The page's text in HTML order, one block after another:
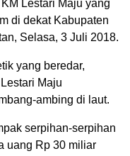
Lestari Maju yang
di dekat Kabupaten
Selasa, 3 Juli 2018.
yang beredar,
Maju
ambing di laut.
serpihan-serpihan
uang Rp 30 miliar